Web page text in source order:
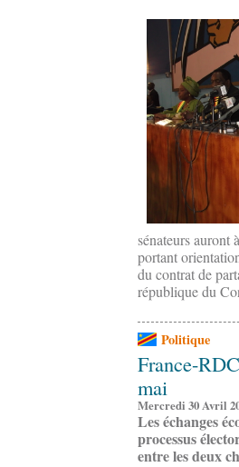
sénateurs auront
portant
du contrat de
république du
Politique
France-
mai
Mercredi 30 Avril
Les échanges
processus
entre les deux